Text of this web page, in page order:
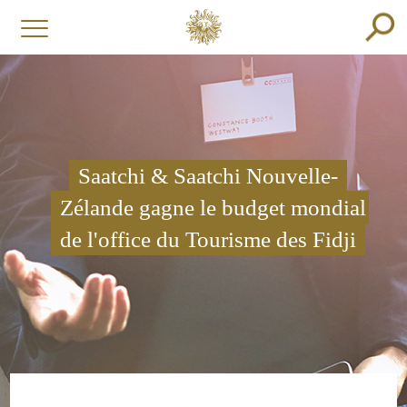
Saatchi & Saatchi Nouvelle-
Zélande gagne le budget mondial
de l'office du Tourisme des Fidji